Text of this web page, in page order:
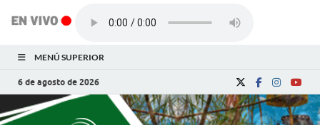
MENÚ SUPERIOR
6 de agosto de 2026